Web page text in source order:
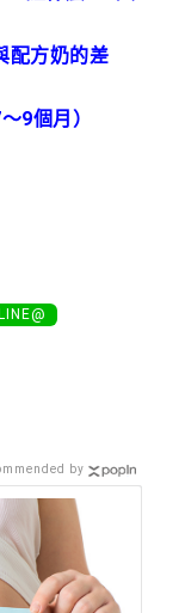
配方奶的差
9個月）
LINE@
by